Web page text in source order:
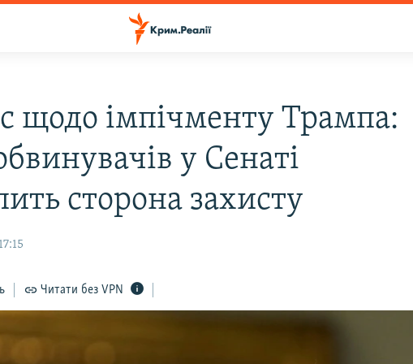
щодо імпічменту Трампа:
у Сенаті
сторона захисту
Читати без VPN